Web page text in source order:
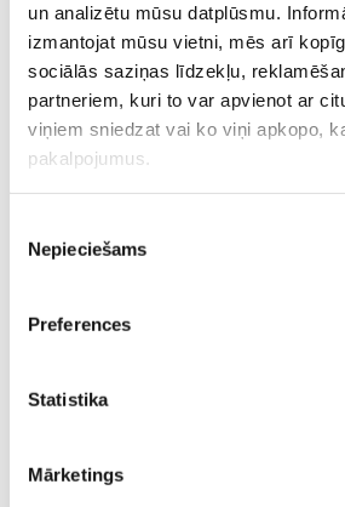
un analizētu mūsu datplūsmu.
izmantojat mūsu vietni, mēs arī
sociālās saziņas līdzekļu,
partneriem, kuri to var apvienot ar
viņiem sniedzat vai ko viņi apkopo,
pakalpojumus.
izvēle
Nepieciešams
Preferences
Statistika
Mārketings
View more
Cooling system
View more
Crank-slider mechanism and gaskets
View more
Oil system